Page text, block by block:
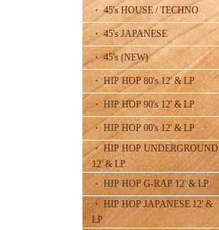
・ 45's HOUSE / TECHNO
・ 45's JAPANESE
・ 45's (NEW)
・ HIP HOP 80's 12' & LP
・ HIP HOP 90's 12' & LP
・ HIP HOP 00's 12' & LP
・ HIP HOP UNDERGROUND
12' & LP
・ HIP HOP G-RAP 12' & LP
・ HIP HOP JAPANESE 12' &
LP